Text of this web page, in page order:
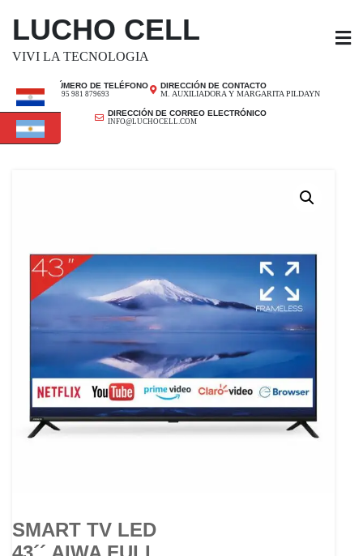
LUCHO CELL
VIVI LA TECNOLOGIA
NÚMERO DE TELÉFONO
+ 595 981 879693
DIRECCIÓN DE CONTACTO
M. AUXILIADORA Y MARGARITA PILDAYN
DIRECCIÓN DE CORREO ELECTRÓNICO
INFO@LUCHOCELL.COM
SMART TV LED